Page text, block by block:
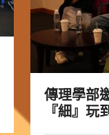
傳理學部
『細』